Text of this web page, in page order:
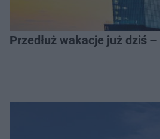
Przedłuż wakacje już dziś